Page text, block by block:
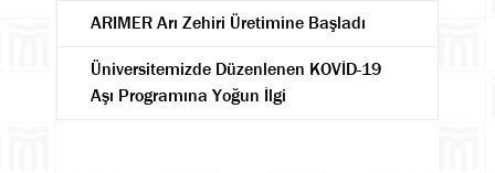
ARIMER Arı Zehiri Üretimine Başladı
Üniversitemizde Düzenlenen KOVİD-19
Aşı Programına Yoğun İlgi